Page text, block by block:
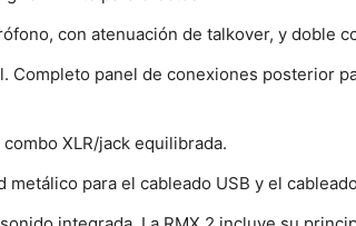
con atenuación de talkover, y doble
Completo panel de conexiones posterior
XLR/jack equilibrada.
metálico para el cableado USB y el